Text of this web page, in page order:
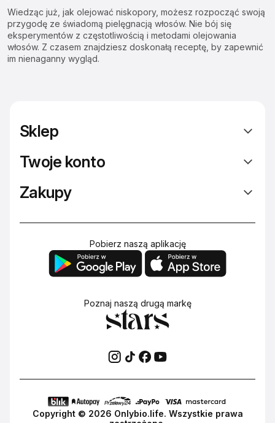
Wiedząc już, jak olejować niskopory, możesz rozpocząć swoją
przygodę ze świadomą pielęgnacją włosów. Nie bój się
eksperymentów z częstotliwością i metodami olejowania
włosów. Z czasem znajdziesz doskonałą receptę, by zapewnić
im nienaganny wygląd.
Sklep
Twoje konto
Zakupy
Pobierz naszą aplikację
Poznaj naszą drugą markę
Copyright © 2026 Onlybio.life. Wszystkie prawa